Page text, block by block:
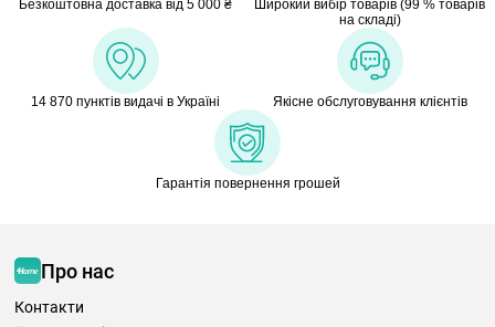
Безкоштовна доставка від 5 000 ₴
Широкий вибір товарів (99 % товарів
на складі)
14 870 пунктів видачі в Україні Якісне обслуговування клієнтів
Гарантія повернення грошей
Про нас
Контакти